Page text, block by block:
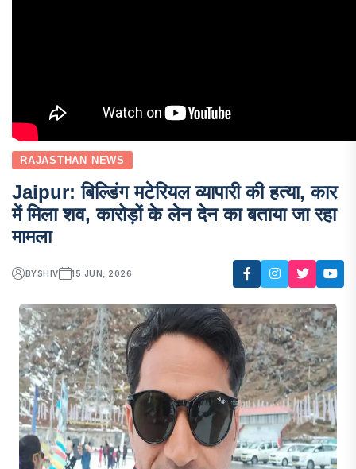
RAJASTHAN NEWS
Jaipur: बिल्डिंग मटेरियल व्यापारी की हत्या, कार
में मिला शव, कारोड़ों के लेन देन का बताया जा रहा
मामला
BYSHIV 15 JUN, 2026